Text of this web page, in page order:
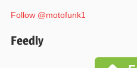
Follow @motofunk1
Feedly